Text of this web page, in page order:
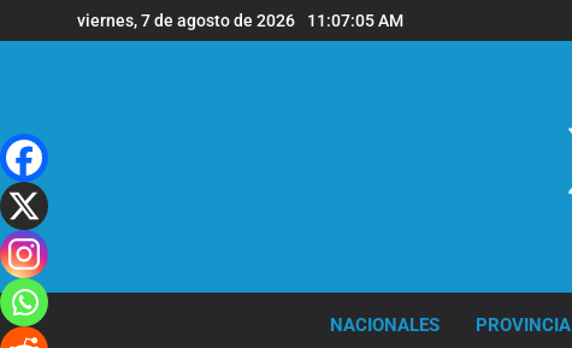
al
viernes, 7 de agosto de 2026 11:07:06 AM
NACIONALES PROVINCIA